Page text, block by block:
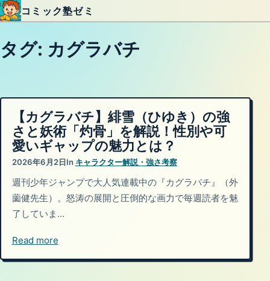
内容をスキップ
コミック塾ゼミ
タグ: カグラバチ
【カグラバチ】緋雪（ひゆき）の強
さと妖術「灼骨」を解説！性別や可
愛いギャップの魅力とは？
2026年6月2日In キャラクター解説・強さ考察
週刊少年ジャンプで大人気連載中の『カグラバチ』（外
薗健先生）。怒涛の展開と圧倒的な画力で毎週読者を魅
了していま…
Read more